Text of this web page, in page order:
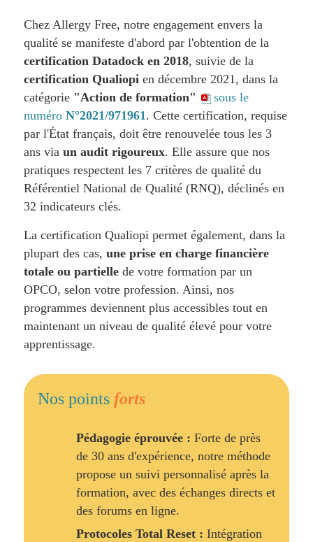
Chez Allergy Free, notre engagement envers la
qualité se manifeste d'abord par l'obtention de la
certification Datadock en 2018, suivie de la
certification Qualiopi en décembre 2021, dans la
catégorie "Action de formation"
sous le
numéro N°2021/971961 . Cette certification, requise
par l'État français, doit être renouvelée tous les 3
ans via un audit rigoureux. Elle assure que nos
pratiques respectent les 7 critères de qualité du
Référentiel National de Qualité (RNQ), déclinés en
32 indicateurs clés.
La certification Qualiopi permet également, dans la
plupart des cas, une prise en charge financière
totale ou partiellede votre formation par un
OPCO, selon votre profession. Ainsi, nos
programmes deviennent plus accessibles tout en
maintenant un niveau de qualité élevé pour votre
apprentissage.
Nos points forts
Pédagogie éprouvée : Forte de près
de 30 ans d'expérience, notre méthode
propose un suivi personnalisé après la
formation, avec des échanges directs et
des forums en ligne.
Protocoles Total Reset : Intégration